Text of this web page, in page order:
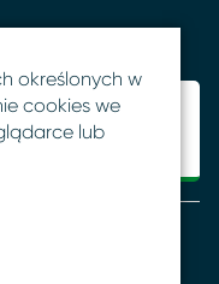
określonych w
cookies we
lub